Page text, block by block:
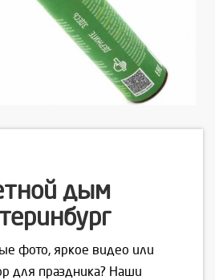
дым
фото, яркое видео или
для праздника? Наши